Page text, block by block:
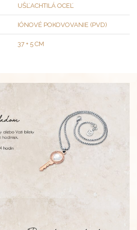
UŠĽACHTILÁ OCEĽ
IÓNOVÉ POKOVOVANIE (PVD)
37 + 5 CM